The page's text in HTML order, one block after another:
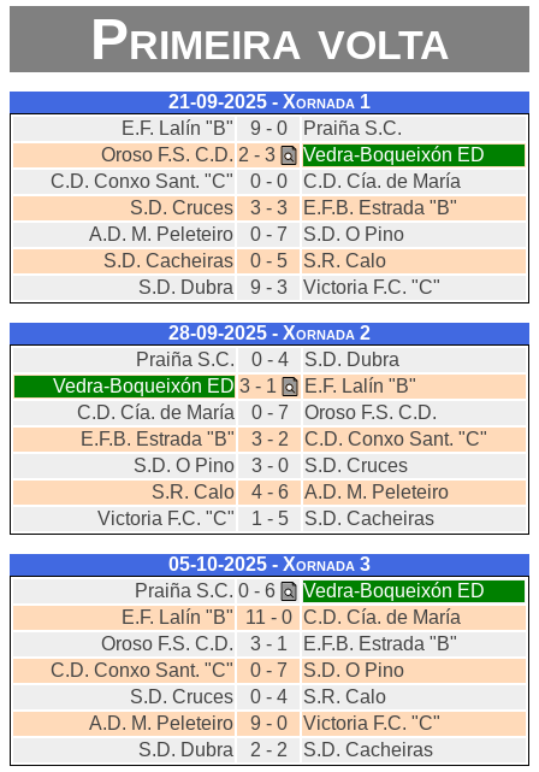
Primeira volta
21-09-2025 - Xornada 1
E.F. Lalín "B"
9 - 0
Praiña S.C.
Oroso F.S. C.D. 2 - 3
Vedra-Boqueixón ED
C.D. Conxo Sant. "C"
0 - 0
C.D. Cía. de María
S.D. Cruces
3 - 3
E.F.B. Estrada "B"
A.D. M. Peleteiro
0 - 7
S.D. O Pino
S.D. Cacheiras
0 - 5
S.R. Calo
S.D. Dubra
9 - 3 Victoria F.C. "C"
28-09-2025 - Xornada 2
Praiña S.C.
0 - 4
S.D. Dubra
Vedra-Boqueixón ED 3 - 1
E.F. Lalín "B"
C.D. Cía. de María
0 - 7
Oroso F.S. C.D.
E.F.B. Estrada "B"
3 - 2
C.D. Conxo Sant. "C"
S.D. O Pino
3 - 0
S.D. Cruces
S.R. Calo
4 - 6
A.D. M. Peleteiro
Victoria F.C. "C"
1 - 5 S.D. Cacheiras
05-10-2025 - Xornada 3
Praiña S.C. 0 - 6
Vedra-Boqueixón ED
E.F. Lalín "B"
11 - 0 C.D. Cía. de María
Oroso F.S. C.D.
3 - 1
E.F.B. Estrada "B"
C.D. Conxo Sant. "C"
0 - 7
S.D. O Pino
S.D. Cruces
0 - 4
S.R. Calo
A.D. M. Peleteiro
9 - 0
Victoria F.C. "C"
S.D. Dubra
2 - 2 S.D. Cacheiras